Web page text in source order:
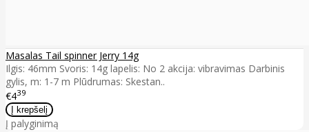
Masalas Tail spinner Jerry 14g
Ilgis: 46mm Svoris: 14g lapelis: No 2 akcija: vibravimas Darbinis
gylis, m: 1-7 m Plūdrumas: Skestan..
€439
Į palyginimą